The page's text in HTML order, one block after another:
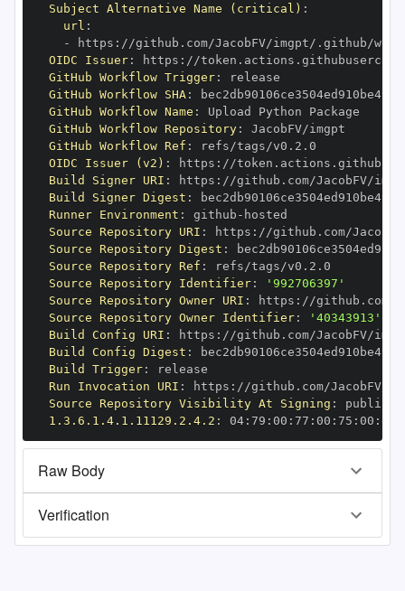
Subject Alternative Name (critical) :
url :
-
https : //github.com/JacobFV/imgpt/.github/
OIDC Issuer: https :
GitHub Workflow Trigger:
GitHub Workflow SHA:
GitHub Workflow Name :
GitHub Workflow Repository:
GitHub Workflow Ref :
OIDC Issuer (v2) : https :
Build Signer URI : https : //github.com/JacobFV/
Build Signer Digest :
Runner Environment : github -
Source Repository URI : https :
Source Repository Digest :
Source Repository Ref :
Source Repository Identifier:
'992706397'
Source Repository Owner URI : https :
Source Repository Owner Identifier:
'40343913'
Build Config URI : https : //github.com/JacobFV/
Build Config Digest :
Build Trigger:
Run Invocation URI : https :
Source Repository Visibility At Signing :
1.3.6.1.4.1.11129.2.4.2 : 04: 79 : 00 : 77 : 00 : 75 : 00 : dd
Raw Body
Verification